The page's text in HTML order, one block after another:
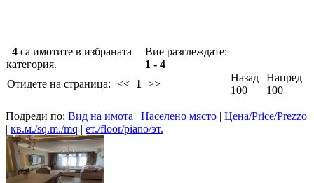
4 са имотите в избраната
категория.
Вие разглеждате:
1 - 4
Отидете на страница: << 1 >>
Назад
100
Напред
100
Подреди по: Вид на имота | Населено място | Цена/Price/Prezzo
| кв.м./sq.m./mq | ет./floor/piano/эт.